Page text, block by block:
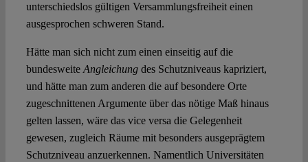
unterschiedslos gültigen Versammlungsfreiheit einen
ausgesprochen schweren Stand.
Hätte man sich nicht zum einen einseitig auf die
bundesweite Angleichungdes Schutzniveaus kapriziert,
und hätte man zum anderen die auf besondere Orte
zugeschnittenen Argumente über das nötige Maß hinaus
gelten lassen, wäre das vice versa die Gelegenheit
gewesen, zugleich Räume mit besonders ausgeprägtem
Schutzniveau anzuerkennen. Namentlich Universitäten